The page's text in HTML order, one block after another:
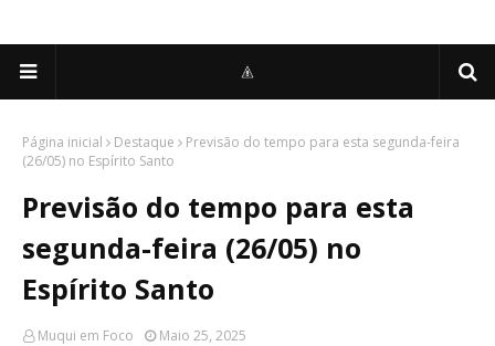
Página inicial Destaque
Previsão do tempo para esta segunda-feira
(26/05) no Espírito Santo
Previsão do tempo para esta
segunda-feira (26/05) no
Espírito Santo
Muqui em Foco Maio 25, 2025